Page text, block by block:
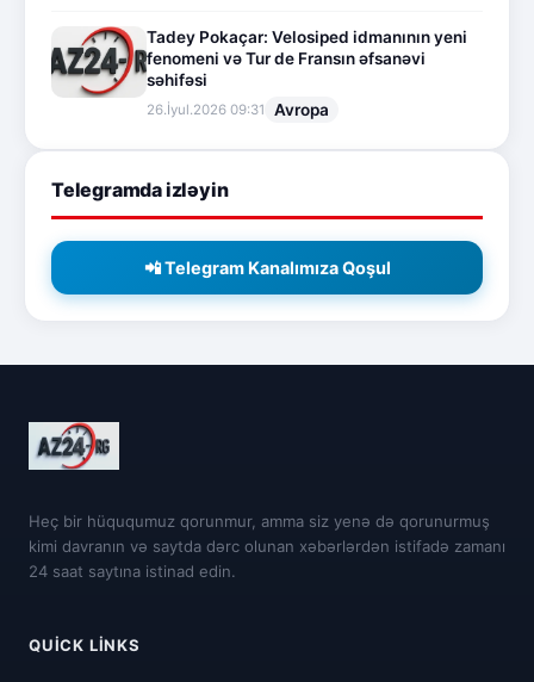
Tadey Pokaçar: Velosiped idmanının yeni
fenomeni və Tur de Fransın əfsanəvi
səhifəsi
26.İyul.2026 09:31 Avropa
Telegramda izləyin
📲 Telegram Kanalımıza Qoşul
Heç bir hüququmuz qorunmur, amma siz yenə də qorunurmuş
kimi davranın və saytda dərc olunan xəbərlərdən istifadə zamanı
24 saat saytına istinad edin.
QUICK LINKS